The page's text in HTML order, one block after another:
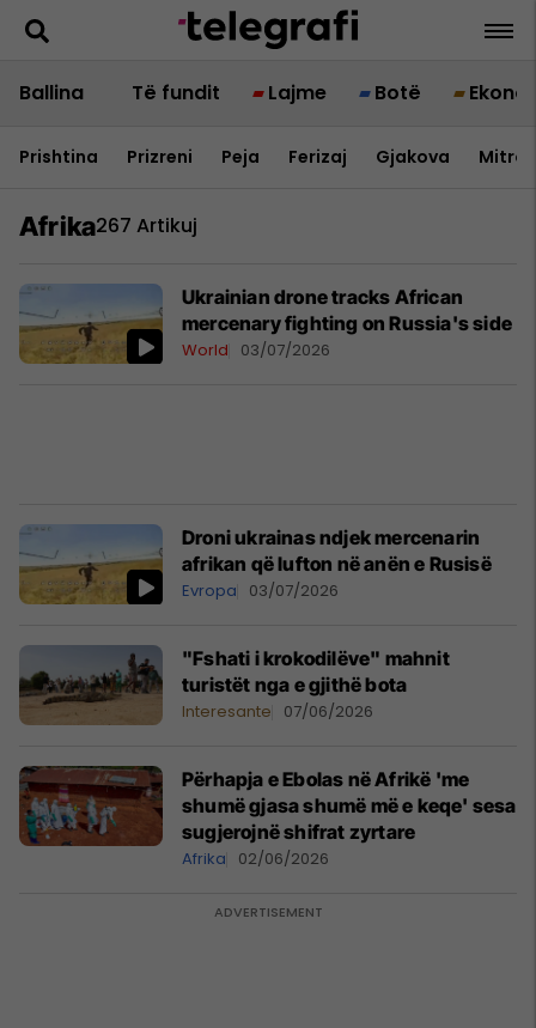
Ballina Të fundit Lajme Botë
Prishtina Prizreni Peja Ferizaj Gjakova
Afrika267 Artikuj
Ukrainian drone tracks African
mercenary fighting on Russia's side
World 03/07/2026
Droni ukrainas ndjek mercenarin
afrikan që lufton në anën e Rusisë
Evropa 03/07/2026
"Fshati i krokodilëve" mahnit
turistët nga e gjithë bota
Interesante 07/06/2026
Përhapja e Ebolas në Afrikë 'me
shumë gjasa shumë më e keqe' sesa
sugjerojnë shifrat zyrtare
Afrika 02/06/2026